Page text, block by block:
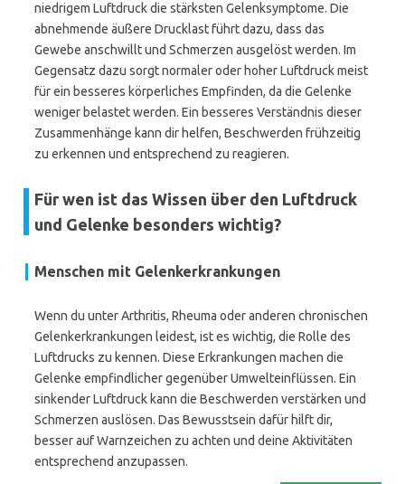
niedrigem Luftdruck die stärksten Gelenksymptome. Die
abnehmende äußere Drucklast führt dazu, dass das
Gewebe anschwillt und Schmerzen ausgelöst werden. Im
Gegensatz dazu sorgt normaler oder hoher Luftdruck meist
für ein besseres körperliches Empfinden, da die Gelenke
weniger belastet werden. Ein besseres Verständnis dieser
Zusammenhänge kann dir helfen, Beschwerden frühzeitig
zu erkennen und entsprechend zu reagieren.
Für wen ist das Wissen über den Luftdruck
und Gelenke besonders wichtig?
Menschen mit Gelenkerkrankungen
Wenn du unter Arthritis, Rheuma oder anderen chronischen
Gelenkerkrankungen leidest, ist es wichtig, die Rolle des
Luftdrucks zu kennen. Diese Erkrankungen machen die
Gelenke empfindlicher gegenüber Umwelteinflüssen. Ein
sinkender Luftdruck kann die Beschwerden verstärken und
Schmerzen auslösen. Das Bewusstsein dafür hilft dir,
besser auf Warnzeichen zu achten und deine Aktivitäten
entsprechend anzupassen.